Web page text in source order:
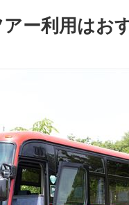
ー利用はお